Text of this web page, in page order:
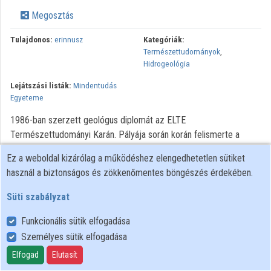
Közreműködők
Megosztás
Tulajdonos: erinnusz
Kategóriák:
Természettudományok,
Hidrogeológia
Lejátszási listák: Mindentudás
Egyeteme
1986-ban szerzett geológus diplomát az ELTE
Természettudományi Karán. Pályája során korán felismerte a
jelentőségét, és meghonosítta ezt a témát az egyetemi
oktatásban. Megteremtette műhelyében a nemzetközi
hidrogeológiai kutatásba való bekapcsolódás személyi és
vizek sérülékenységi vizsgálata, az üledékes medencékben zajló
folyadékmozgás megismerése, a hipogén karsztosodás
folyamatainak elemzése, a geotermikus energia fenntartható
hasznosítása. Jelenleg az ELTE Általános és Alkalmazott Földtani
Ez a weboldal kizárólag a működéshez elengedhetetlen sütiket
használ a biztonságos és zökkenőmentes böngészés érdekében.
Süti szabályzat
Funkcionális sütik elfogadása
Személyes sütik elfogadása
Elfogad Elutasít